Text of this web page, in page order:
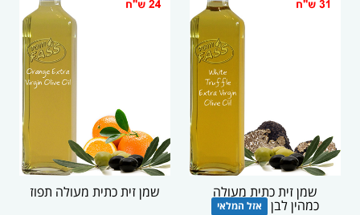
שמן זית כתית מעולה
כמהין לבן אזל המלאי
שמן זית כתית מעולה תפוז